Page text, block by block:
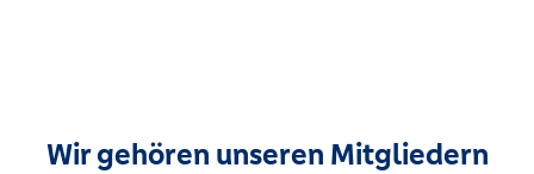
Wir gehören unseren Mitgliedern